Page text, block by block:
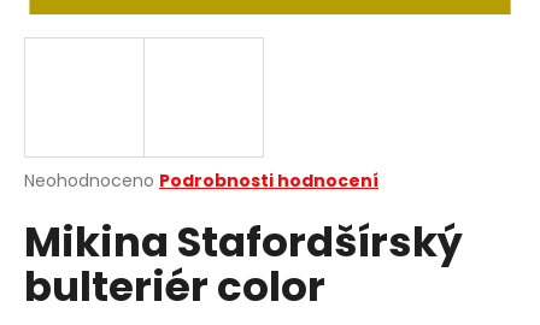
Průměrné
produktu
je
0,0
Neohodnoceno Podrobnosti hodnocení
Mikina Stafordšírský
bulteriér color
o
p
o